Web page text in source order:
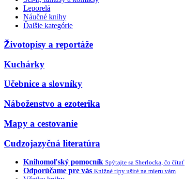
Leporelá
Náučné knihy
Ďalšie kategórie
Životopisy a reportáže
Kuchárky
Učebnice a slovníky
Náboženstvo a ezoterika
Mapy a cestovanie
Cudzojazyčná literatúra
Knihomoľský pomocník Spýtajte sa Sherlocka, čo čítať
Odporúčame pre vás Knižné tipy ušité na mieru vám